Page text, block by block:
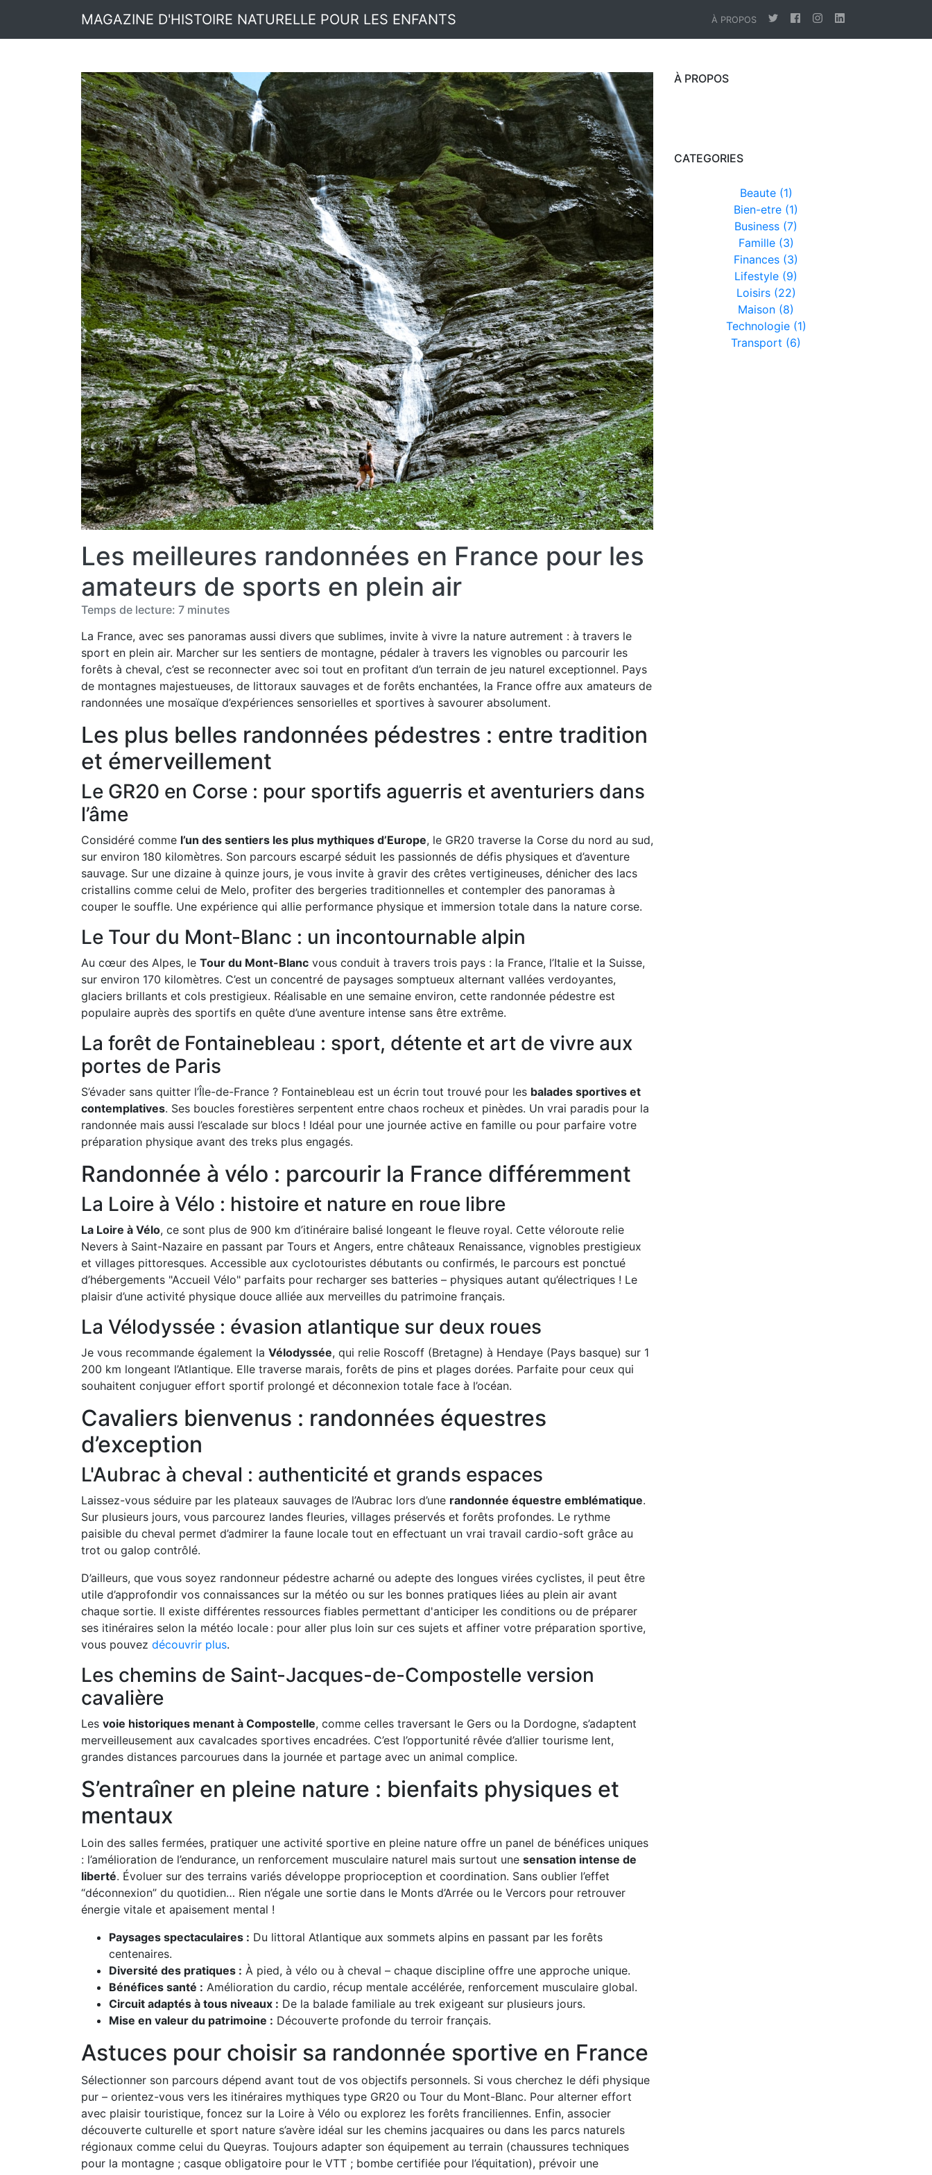
MAGAZINE D'HISTOIRE NATURELLE POUR LES ENFANTS À PROPOS
Les meilleures randonnées en France pour les
amateurs de sports en plein air
Temps de lecture: 7 minutes
La France, avec ses panoramas aussi divers que sublimes, invite à vivre la nature autrement : à travers le
sport en plein air. Marcher sur les sentiers de montagne, pédaler à travers les vignobles ou parcourir les
forêts à cheval, c’est se reconnecter avec soi tout en profitant d’un terrain de jeu naturel exceptionnel. Pays
de montagnes majestueuses, de littoraux sauvages et de forêts enchantées, la France offre aux amateurs de
randonnées une mosaïque d’expériences sensorielles et sportives à savourer absolument.
Les plus belles randonnées pédestres : entre tradition
et émerveillement
Le GR20 en Corse : pour sportifs aguerris et aventuriers dans
l’âme
Considéré comme l’un des sentiers les plus mythiques d’Europe, le GR20 traverse la Corse du nord au sud,
sur environ 180 kilomètres. Son parcours escarpé séduit les passionnés de défis physiques et d’aventure
sauvage. Sur une dizaine à quinze jours, je vous invite à gravir des crêtes vertigineuses, dénicher des lacs
cristallins comme celui de Melo, profiter des bergeries traditionnelles et contempler des panoramas à
couper le souffle. Une expérience qui allie performance physique et immersion totale dans la nature corse.
Le Tour du Mont-Blanc : un incontournable alpin
Au cœur des Alpes, le Tour du Mont-Blanc vous conduit à travers trois pays : la France, l’Italie et la Suisse,
sur environ 170 kilomètres. C’est un concentré de paysages somptueux alternant vallées verdoyantes,
glaciers brillants et cols prestigieux. Réalisable en une semaine environ, cette randonnée pédestre est
populaire auprès des sportifs en quête d’une aventure intense sans être extrême.
La forêt de Fontainebleau : sport, détente et art de vivre aux
portes de Paris
S’évader sans quitter l’Île-de-France ? Fontainebleau est un écrin tout trouvé pour les balades sportives et
contemplatives. Ses boucles forestières serpentent entre chaos rocheux et pinèdes. Un vrai paradis pour la
randonnée mais aussi l’escalade sur blocs ! Idéal pour une journée active en famille ou pour parfaire votre
préparation physique avant des treks plus engagés.
Randonnée à vélo : parcourir la France différemment
La Loire à Vélo : histoire et nature en roue libre
La Loire à Vélo, ce sont plus de 900 km d’itinéraire balisé longeant le fleuve royal. Cette véloroute relie
Nevers à Saint-Nazaire en passant par Tours et Angers, entre châteaux Renaissance, vignobles prestigieux
et villages pittoresques. Accessible aux cyclotouristes débutants ou confirmés, le parcours est ponctué
d’hébergements "Accueil Vélo" parfaits pour recharger ses batteries – physiques autant qu’électriques ! Le
plaisir d’une activité physique douce alliée aux merveilles du patrimoine français.
La Vélodyssée : évasion atlantique sur deux roues
Je vous recommande également la Vélodyssée, qui relie Roscoff (Bretagne) à Hendaye (Pays basque) sur 1
200 km longeant l’Atlantique. Elle traverse marais, forêts de pins et plages dorées. Parfaite pour ceux qui
souhaitent conjuguer effort sportif prolongé et déconnexion totale face à l’océan.
Cavaliers bienvenus : randonnées équestres
d’exception
L'Aubrac à cheval : authenticité et grands espaces
Laissez-vous séduire par les plateaux sauvages de l’Aubrac lors d’une randonnée équestre emblématique.
Sur plusieurs jours, vous parcourez landes fleuries, villages préservés et forêts profondes. Le rythme
paisible du cheval permet d’admirer la faune locale tout en effectuant un vrai travail cardio-soft grâce au
trot ou galop contrôlé.
D’ailleurs, que vous soyez randonneur pédestre acharné ou adepte des longues virées cyclistes, il peut être
utile d’approfondir vos connaissances sur la météo ou sur les bonnes pratiques liées au plein air avant
chaque sortie. Il existe différentes ressources fiables permettant d'anticiper les conditions ou de préparer
ses itinéraires selon la météo locale : pour aller plus loin sur ces sujets et affiner votre préparation sportive,
vous pouvez découvrir plus.
Les chemins de Saint-Jacques-de-Compostelle version
cavalière
Les voie historiques menant à Compostelle, comme celles traversant le Gers ou la Dordogne, s’adaptent
merveilleusement aux cavalcades sportives encadrées. C’est l’opportunité rêvée d’allier tourisme lent,
grandes distances parcourues dans la journée et partage avec un animal complice.
S’entraîner en pleine nature : bienfaits physiques et
mentaux
Loin des salles fermées, pratiquer une activité sportive en pleine nature offre un panel de bénéfices uniques
: l’amélioration de l’endurance, un renforcement musculaire naturel mais surtout une sensation intense de
liberté. Évoluer sur des terrains variés développe proprioception et coordination. Sans oublier l’effet
“déconnexion” du quotidien… Rien n’égale une sortie dans le Monts d’Arrée ou le Vercors pour retrouver
énergie vitale et apaisement mental !
Paysages spectaculaires : Du littoral Atlantique aux sommets alpins en passant par les forêts
centenaires.
Diversité des pratiques : À pied, à vélo ou à cheval – chaque discipline offre une approche unique.
Bénéfices santé : Amélioration du cardio, récup mentale accélérée, renforcement musculaire global.
Circuit adaptés à tous niveaux : De la balade familiale au trek exigeant sur plusieurs jours.
Mise en valeur du patrimoine : Découverte profonde du terroir français.
Astuces pour choisir sa randonnée sportive en France
Sélectionner son parcours dépend avant tout de vos objectifs personnels. Si vous cherchez le défi physique
pur – orientez-vous vers les itinéraires mythiques type GR20 ou Tour du Mont-Blanc. Pour alterner effort
avec plaisir touristique, foncez sur la Loire à Vélo ou explorez les forêts franciliennes. Enfin, associer
découverte culturelle et sport nature s’avère idéal sur les chemins jacquaires ou dans les parcs naturels
régionaux comme celui du Queyras. Toujours adapter son équipement au terrain (chaussures techniques
pour la montagne ; casque obligatoire pour le VTT ; bombe certifiée pour l’équitation), prévoir une
À PROPOS
CATEGORIES
Beaute (1)
Bien-etre (1)
Business (7)
Famille (3)
Finances (3)
Lifestyle (9)
Loisirs (22)
Maison (8)
Technologie (1)
Transport (6)